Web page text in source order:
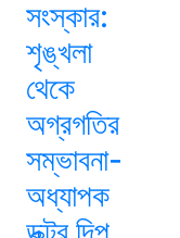
সংস্কার:
শৃঙ্খলা
থেকে
অগ্রগতির
সম্ভাবনা-
অধ্যাপক